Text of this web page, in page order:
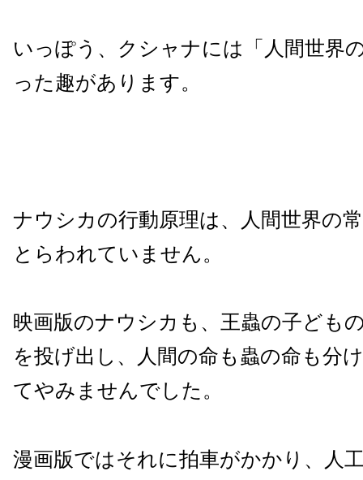
いっぽう、クシャナには「人間世界
った趣があります。
ナウシカの行動原理は、人間世界の
とらわれていません。
映画版のナウシカも、王蟲の子ども
を投げ出し、人間の命も蟲の命も分
てやみませんでした。
漫画版ではそれに拍車がかかり、人